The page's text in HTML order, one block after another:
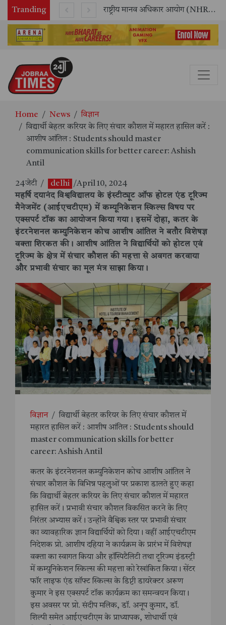
Tranding राष्ट्रीय मानव अधिकार आयोग (NHRC) के ऑनलाइन इंटर्नशिप कार्यक्रम का समापन, 21 राज्यों के छात्रों ने किया सफलतापूर्वक पूर्ण
Home News
विज्ञान
विद्यार्थी बेहतर करियर के लिए संचार कौशल में महारत हासिल करें :
आशीष आंतिल : Students should master
communication skills for better career: Ashish
Antil
24जेटी / delhi /April 10, 2024
महर्षि दयानंद विश्वविद्यालय के इंस्टीट्यूट ऑफ होटल एंड टूरिज्म
मैनेजमेंट (आईएचटीएम) में कम्यूनिकेशन स्किल्स विषय पर
एक्सपर्ट टॉक का आयोजन किया गया। इसमें दोहा, कतर के
इंटरनेशनल कम्युनिकेशन कोच आशीष आंतिल ने बतौर विशेषज्ञ
वक्ता शिरकत की। आशीष आंतिल ने विद्यार्थियों को होटल एवं
टूरिज्म के क्षेत्र में संचार कौशल की महत्ता से अवगत करवाया
और प्रभावी संचार का मूल मंत्र साझा किया।
विज्ञान / विद्यार्थी बेहतर करियर के लिए संचार कौशल में
महारत हासिल करें : आशीष आंतिल : Students should
master communication skills for better
career: Ashish Antil
कतर के इंटरनेशनल कम्युनिकेशन कोच आशीष आंतिल ने
संचार कौशल के विभिन्न पहलुओं पर प्रकाश डालते हुए कहा
कि विद्यार्थी बेहतर करियर के लिए संचार कौशल में महारत
हासिल करें। प्रभावी संचार कौशल विकसित करने के लिए
निरंतर अभ्यास करें। उन्होंने वैश्विक स्तर पर प्रभावी संचार
का व्यावहारिक ज्ञान विद्यार्थियों को दिया। वहीं आईएचटीएम
निदेशक प्रो. आशीष दहिया ने कार्यक्रम के प्रारंभ में विशेषज्ञ
वक्ता का स्वागत किया और हॉस्पिटैलिटी तथा टूरिज्म इंडस्ट्री
में कम्युनिकेशन स्किल्स की महत्ता को रेखांकित किया। सेंटर
फॉर लाइफ एंड सॉफ्ट स्किल्स के डिप्टी डायरेक्टर अरूण
कुमार ने इस एक्सपर्ट टॉक कार्यक्रम का समन्वयन किया।
इस अवसर पर प्रो. संदीप मलिक, डाॅ. अनूप कुमार, डाॅ.
शिल्पी समेत आईएचटीएम के प्राध्यापक, शोधार्थी एवं